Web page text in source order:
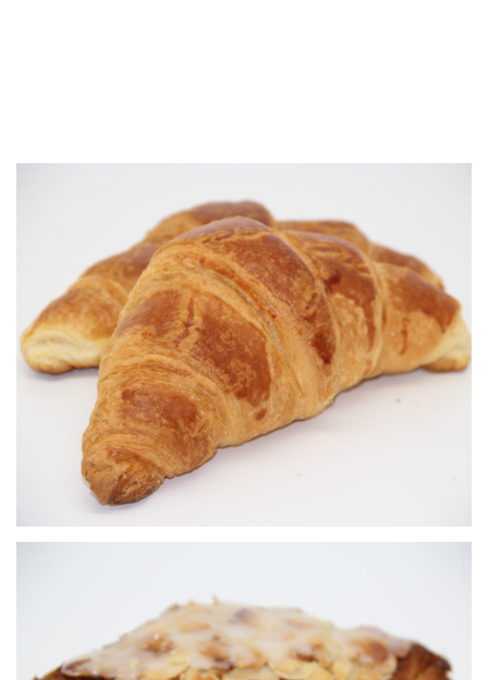
Croissant
Viennoiseries